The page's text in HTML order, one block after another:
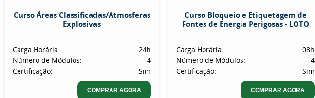
Curso Áreas Classificadas/Atmosferas
Explosivas
Carga Horária:
24h
Número de Módulos:
4
Certificação:
Sim
COMPRAR AGORA
Curso Bloqueio e Etiquetagem de
Fontes de Energia Perigosas - LOTO
Carga Horária:
08h
Número de Módulos:
4
Certificação:
Sim
COMPRAR AGORA